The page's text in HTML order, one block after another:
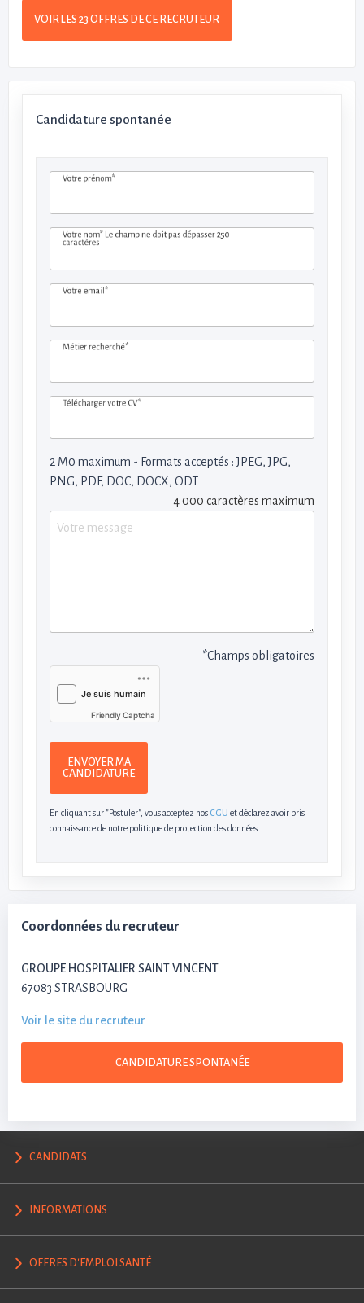
VOIR LES 23 OFFRES DE CE RECRUTEUR
Candidature spontanée
Votre prénom*
Votre nom* Le champ ne doit pas dépasser 250
caractères
Votre email*
Métier recherché*
Télécharger votre CV*
2 M0 maximum - Formats acceptés : JPEG, JPG,
PNG, PDF, DOC, DOCX, ODT
4 000 caractères maximum
*Champs obligatoires
Friendly Captcha
ENVOYER MA
CANDIDATURE
En cliquant sur "Postuler", vous acceptez nos CGU et déclarez avoir pris
connaissance de notre politique de protection des données.
Coordonnées du recruteur
GROUPE HOSPITALIER SAINT VINCENT
67083 STRASBOURG
Voir le site du recruteur
CANDIDATURE SPONTANÉE
CANDIDATS
INFORMATIONS
OFFRES D'EMPLOI SANTÉ